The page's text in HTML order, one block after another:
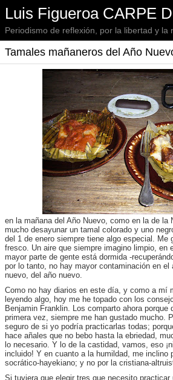
Luis Figueroa CARPE
Periodismo de reflexión, por la libertad y la
Tamales mañaneros del Año
en la mañana del Año Nuevo, como en la de la
mucho desayunar un tamal colorado y uno
del 1 de enero siempre tiene algo especial. Me
fresco. Un aire que siempre imagino limpio, en
mayor parte de gente está dormida -
por lo tanto, no hay mayor contaminación en
nuevo, del año nuevo.
Como no hay diarios en este día, y como a mí
leyendo algo, hoy me he topado con los
Benjamin Franklin. Los comparto ahora porque
primera vez, siempre me han gustado mucho.
seguro de si yo podría practicarlas todas;
hace añales que no bebo hasta la ebriedad,
lo necesario. Y lo de la castidad, vamos, eso
incluido! Y en cuanto a la humildad, me inclino
socrático-hayekiano; y no por la cristiana-
Si tuviera que elegir tres que necesito practicar